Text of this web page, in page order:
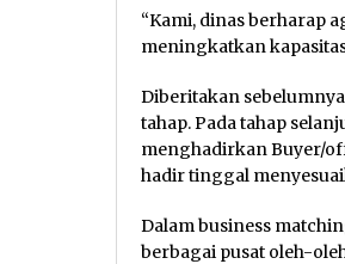
“Kami, dinas berharap
meningkatkan
Diberitakan
tahap. Pada tahap
menghadirkan Buyer/
hadir tinggal
Dalam business
berbagai pusat oleh-